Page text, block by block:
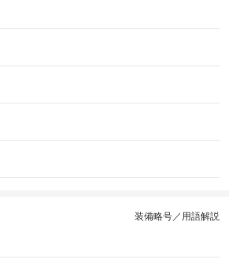
装備略号／用語解説